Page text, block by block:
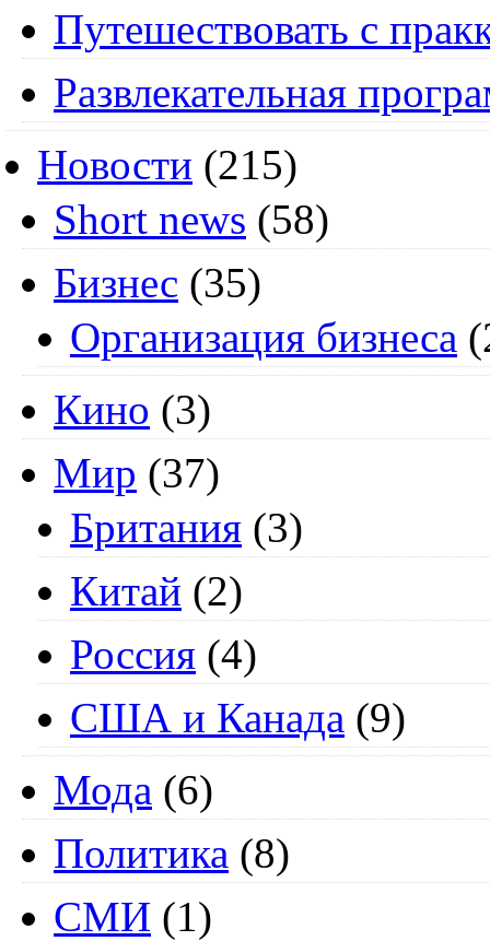
Путешествовать с
Развлекательная
Новости (215)
Short news (58)
Бизнес (35)
Организация бизнеса
Кино (3)
Мир (37)
Британия (3)
Китай (2)
Россия (4)
США и Канада (9)
Мода (6)
Политика (8)
СМИ (1)